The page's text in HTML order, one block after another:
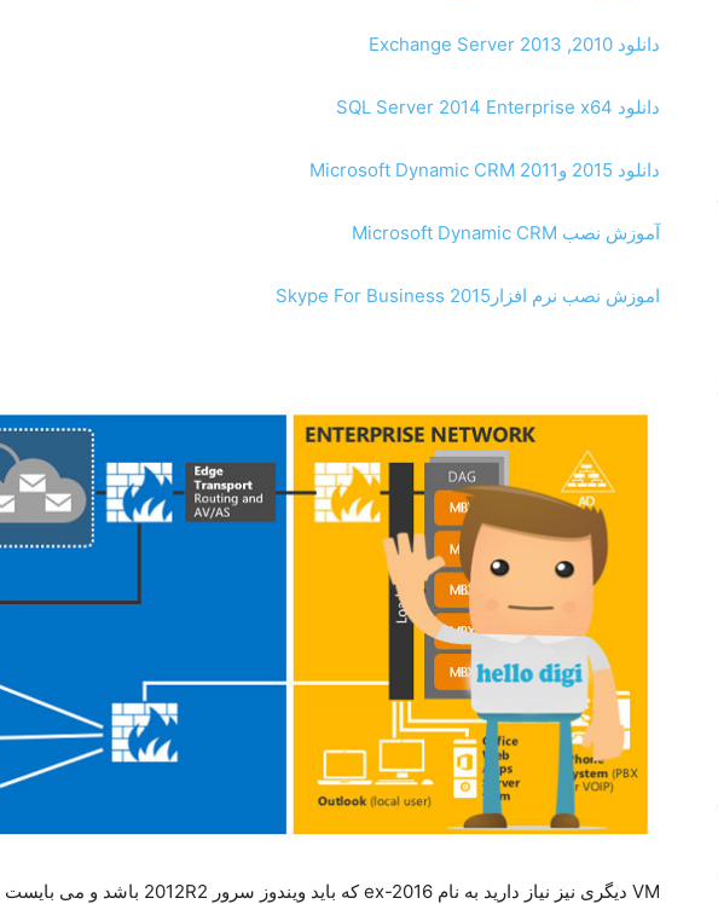
دانلود Exchange Server 2013 ,2010
دانلود SQL Server 2014 Enterprise x64
دانلود 2015 وMicrosoft Dynamic CRM 2011
آموزش نصب Microsoft Dynamic CRM
اموزش نصب ﻧﺮم اﻓﺰار2015 Skype For Business